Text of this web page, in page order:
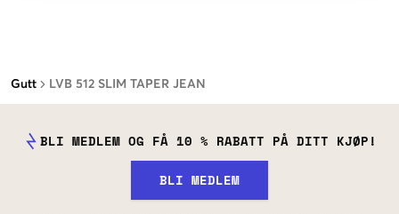
Gutt LVB 512 SLIM TAPER JEAN
BLI MEDLEM OG FÅ 10 % RABATT PÅ DITT KJØP!
BLI MEDLEM